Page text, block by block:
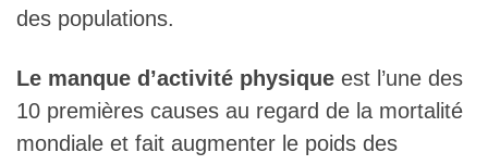
des populations.
Le manque d’activité physique est l’une des
10 premières causes au regard de la mortalité
mondiale et fait augmenter le poids des